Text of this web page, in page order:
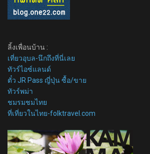
ลิ้งเพื่อนบ้าน :
เที่ยวอุบล-นึกถึงที่นี่เลย
ทัวร์ไอซ์แลนด์
ตั๋ว JR Pass ญี่ปุ่น ซื้อ/ขาย
ทัวร์พม่า
ชมรมชมไทย
ที่เที่ยวในไทย-folktravel.com